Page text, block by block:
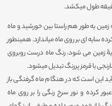
به طور هم راستا بین خورشید و ماه
سایه ای بر روی ماه میاندازد. همینطور
زمین می شود، رنگ ماه درست روبروی
یا قرمز پررنگ تبدیل میشود.
این است که در هنگام ماه گرفتگی باز
کرده و نور سرخ رنگی را بر روی ماه